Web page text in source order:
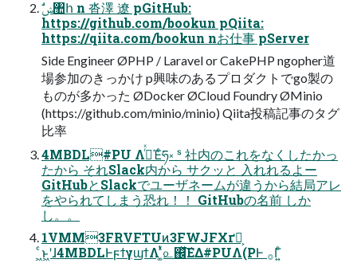
https://github.com/bookun pQiita:
https://qiita.com/bookun nお仕事 pServer
Side Engineer ØPHP / Laravel or CakePHP ngopher道
場参加のきっかけ p興味のあるプロダクトでgo製の
ものが多かった ØDocker ØCloud Foundry ØMinio
(https://github.com/minio/minio) Qiita投稿記事のタグ
⽐率
4MBDL#PU Λ࡞ͬͯΈͨཧ༝ ˢ 社内のこれをなくしたかっ
たから それSlack内から サクッと ⼊れれるよー
GitHubとSlackでユーザネームが違うから結局アレ
をやられてしまう恐れ！！ GitHubの名前 しか
し。。
1VMM3FRVFTUͷ3FWJFXґཔ͕
͖ͨͱ͖ʹɺ4MBDLͰϝϯγϣϯΛ ͚ͭͯ௨஌ͯ͘͠ΕΔ#PUΛ(PͰ ࡞Γ͍ͨ